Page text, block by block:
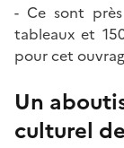
- Ce sont
tableaux et
pour cet
Un
culturel